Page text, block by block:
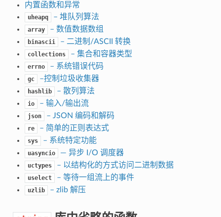
内置函数和异常
uheapq – 堆队列算法
array – 数值数据数组
binascii – 二进制/ASCII 转换
collections – 集合和容器类型
errno – 系统错误代码
gc –控制垃圾收集器
hashlib – 散列算法
io – 输入/输出流
json – JSON 编码和解码
re – 简单的正则表达式
sys – 系统特定功能
uasyncio — 异步 I/O 调度器
uctypes – 以结构化的方式访问二进制数据
uselect – 等待一组流上的事件
uzlib – zlib 解压